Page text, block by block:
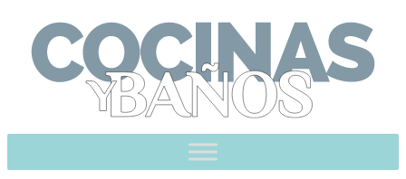
content